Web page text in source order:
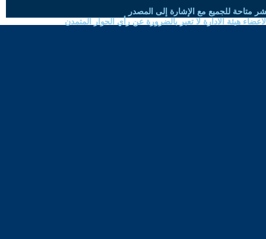
متاحة للجميع مع الإشارة إلى المصدر
هيئة الادارة لا تعبر بالضرورة عن رأي الحوار المتمدن